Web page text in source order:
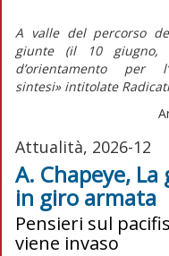
A valle del percorso
giunte (il 10 giugno,
d’orientamento per
sintesi»intitolate
Attualità, 2026-12
A. Chapeye,
in giro armata
Pensieri sul
viene invaso